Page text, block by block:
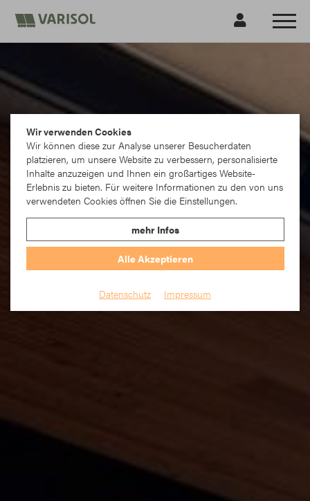
Wir verwenden Cookies
Wir können diese zur Analyse unserer Besucherdaten
platzieren, um unsere Website zu verbessern, personalisierte
Inhalte anzuzeigen und Ihnen ein großartiges Website-
Erlebnis zu bieten. Für weitere Informationen zu den von uns
verwendeten Cookies öffnen Sie die Einstellungen.
mehr Infos
Alle Akzeptieren
Datenschutz Impressum